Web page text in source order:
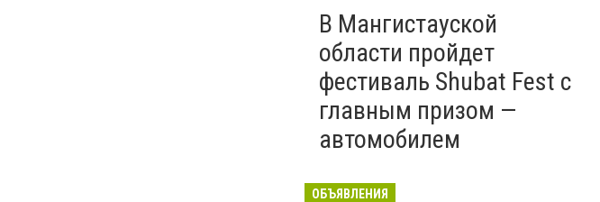
В Мангистауской
области пройдет
фестиваль Shubat Fest с
главным призом —
автомобилем
ОБЪЯВЛЕНИЯ